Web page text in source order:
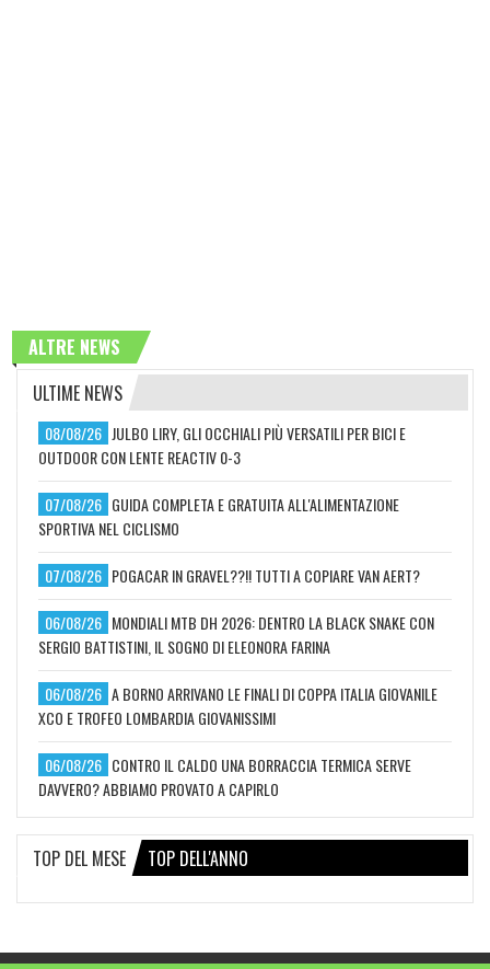
ALTRE NEWS
ULTIME NEWS
08/08/26 JULBO LIRY, GLI OCCHIALI PIÙ VERSATILI PER BICI E
OUTDOOR CON LENTE REACTIV 0-3
07/08/26 GUIDA COMPLETA E GRATUITA ALL'ALIMENTAZIONE
SPORTIVA NEL CICLISMO
07/08/26 POGACAR IN GRAVEL??!! TUTTI A COPIARE VAN AERT?
06/08/26 MONDIALI MTB DH 2026: DENTRO LA BLACK SNAKE CON
SERGIO BATTISTINI, IL SOGNO DI ELEONORA FARINA
06/08/26 A BORNO ARRIVANO LE FINALI DI COPPA ITALIA GIOVANILE
XCO E TROFEO LOMBARDIA GIOVANISSIMI
06/08/26 CONTRO IL CALDO UNA BORRACCIA TERMICA SERVE
DAVVERO? ABBIAMO PROVATO A CAPIRLO
TOP DEL MESE TOP DELL'ANNO